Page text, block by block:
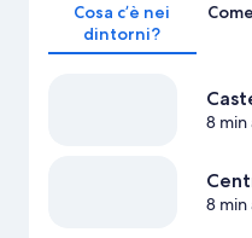
Cosa c’è nei
dintorni?
8 min
8 min